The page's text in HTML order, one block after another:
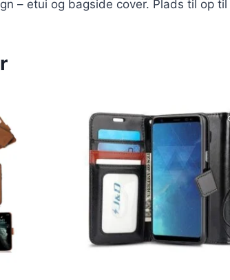
– etui og bagside cover. Plads til op